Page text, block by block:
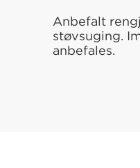
Anbefalt
støvsuging.
anbefales.